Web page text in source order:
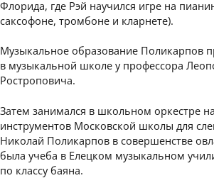
Флорида, где Рэй научился игре на
саксофоне, тромбоне и кларнете).
Музыкальное образование Поликарпов
в музыкальной школе у профессора
Ростроповича.
Затем занимался в школьном оркестре
инструментов Московской школы для
Николай Поликарпов в совершенстве
была учеба в Елецком музыкальном
по классу баяна.